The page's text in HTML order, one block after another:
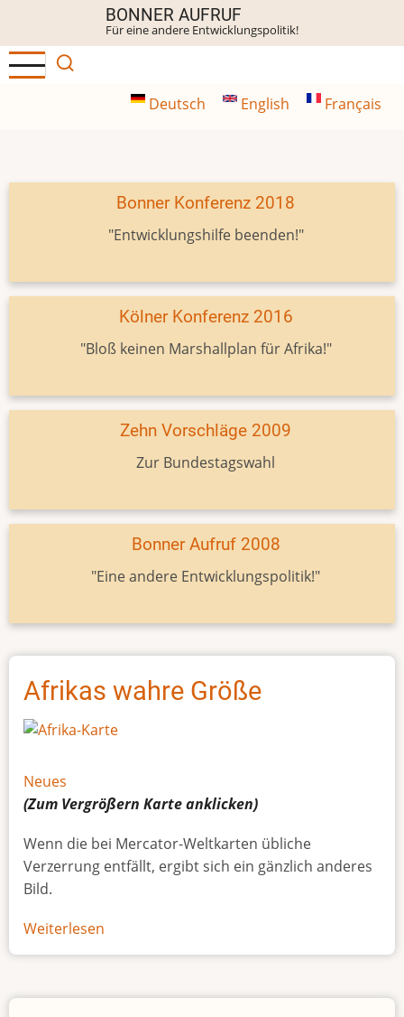
Inhalt
BONNER AUFRUF
Für eine andere Entwicklungspolitik!
Deutsch English Français
Bonner Konferenz 2018
"Entwicklungshilfe beenden!"
Kölner Konferenz 2016
"Bloß keinen Marshallplan für Afrika!"
Zehn Vorschläge 2009
Zur Bundestagswahl
Bonner Aufruf 2008
"Eine andere Entwicklungspolitik!"
Afrikas wahre Größe
Neues
(Zum Vergrößern Karteanklicken)
Wenn die bei Mercator-Weltkarten übliche
Verzerrung entfällt, ergibt sich ein gänzlich anderes
Bild.
Weiterlesen
Afrikas
Größe